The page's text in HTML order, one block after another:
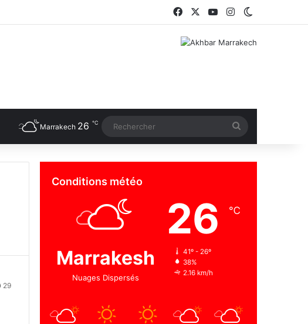
Facebook YouTubeInstagram
Marrakech 26 ℃
29
Conditions météo
Marrakesh
Nuages Dispersés
26 ℃
41º - 26º
38%
2.16 km/h